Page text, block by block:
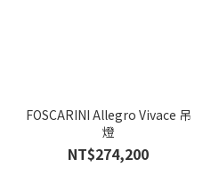
FOSCARINI Allegro Vivace 吊
燈
NT$274,200